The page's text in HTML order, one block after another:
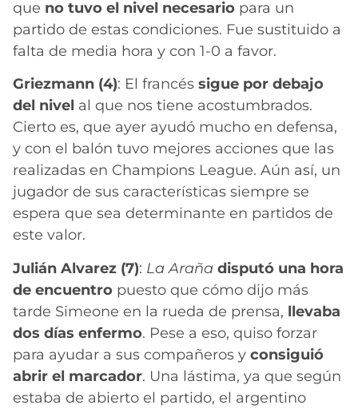
que no tuvo el nivel necesario para un
partido de estas condiciones. Fue sustituido a
falta de media hora y con 1-0 a favor.
Griezmann (4): El francés sigue por debajo
del nivel al que nos tiene acostumbrados.
Cierto es, que ayer ayudó mucho en defensa,
y con el balón tuvo mejores acciones que las
realizadas en Champions League. Aún así, un
jugador de sus características siempre se
espera que sea determinante en partidos de
este valor.
Julián Alvarez (7): La Araña disputó una hora
de encuentro puesto que cómo dijo más
tarde Simeone en la rueda de prensa, llevaba
dos días enfermo. Pese a eso, quiso forzar
para ayudar a sus compañeros y consiguió
abrir el marcador. Una lástima, ya que según
estaba de abierto el partido, el argentino